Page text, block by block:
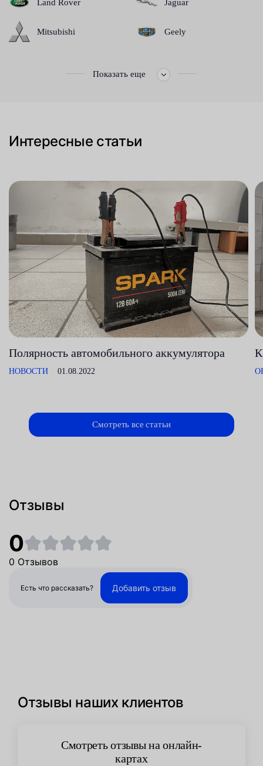
Land Rover
Mitsubishi
Jaguar
Geely
Показать еще
Интересные статьи
Полярность автомобильного аккумулятора
НОВОСТИ 01.08.2022
Смотреть все статьи
Отзывы
0
0 Отзывов
Есть что рассказать? Добавить отзыв
Отзывы наших клиентов
Смотреть отзывы на онлайн-
картах